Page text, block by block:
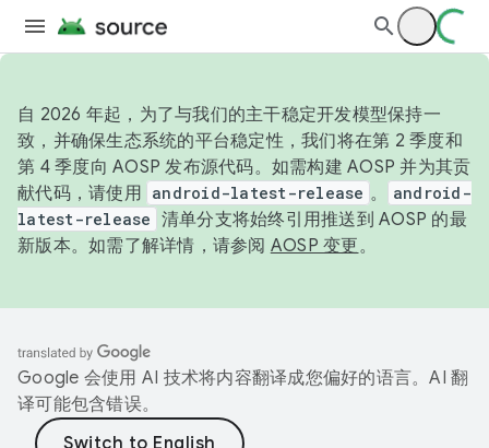
自 2026 年起，为了与我们的主干稳定开发模型保持一
致，并确保生态系统的平台稳定性，我们将在第 2 季度和
第 4 季度向 AOSP 发布源代码。如需构建 AOSP 并为其贡
献代码，请使用 android-latest-release 。
android-
latest-release 清单分支将始终引用推送到 AOSP 的最
新版本。如需了解详情，请参阅 AOSP 变更。
Google 会使用 AI 技术将内容翻译成您偏好的语言。AI 翻
译可能包含错误。